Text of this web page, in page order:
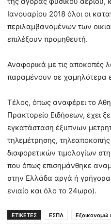
Ιανουαρίου 2018 όλοι οι
περιλαμβανομένων των
επιλέξουν προμηθευτή.
Αναφορικά με τις αποκοπές
παραμένουν σε χαμηλότερα
Τέλος, όπως αναφέρει το
Πρακτορείο Ειδήσεων, έχει
εγκατάσταση έξυπνων
τηλεμέτρησης,
διαφορετικών τιμολογίων
που όπως επισημάνθηκε
στην Ελλάδα αργά ή γρήγορα
ενιαίο και όλο το 24ωρο).
ΕΤΙΚΕΤΕΣ ΕΣΠΑ Εξοικονομώ